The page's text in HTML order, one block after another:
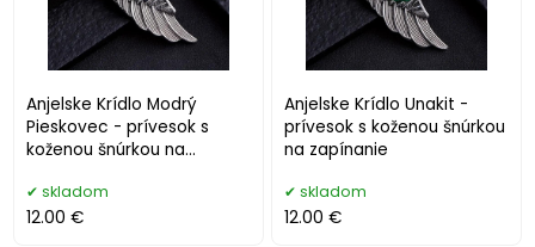
Anjelske Krídlo Modrý
Pieskovec - prívesok s
koženou šnúrkou na
skladom
12.00 €
Anjelske Krídlo Unakit -
prívesok s koženou šnúrkou
na zapínanie
skladom
12.00 €